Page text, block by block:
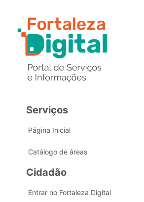
Serviços
Página Inicial
Catálogo de áreas
Cidadão
Entrar no Fortaleza Digital